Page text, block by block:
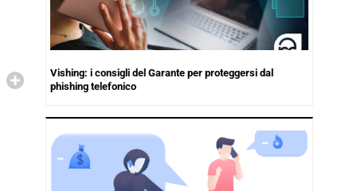
Vishing: i consigli del Garante per proteggersi dal
phishing telefonico